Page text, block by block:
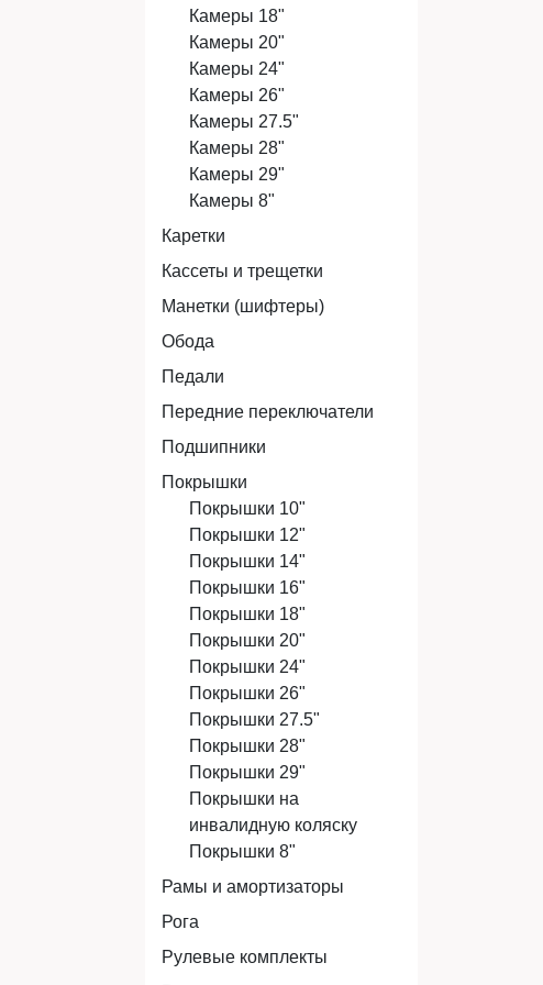
Камеры 18"
Камеры 20"
Камеры 24"
Камеры 26"
Камеры 27.5"
Камеры 28"
Камеры 29"
Камеры 8"
Каретки
Кассеты и трещетки
Манетки (шифтеры)
Обода
Педали
Передние переключатели
Подшипники
Покрышки
Покрышки 10"
Покрышки 12"
Покрышки 14"
Покрышки 16"
Покрышки 18"
Покрышки 20"
Покрышки 24"
Покрышки 26"
Покрышки 27.5"
Покрышки 28"
Покрышки 29"
Покрышки на
инвалидную коляску
Покрышки 8"
Рамы и амортизаторы
Рога
Рулевые комплекты